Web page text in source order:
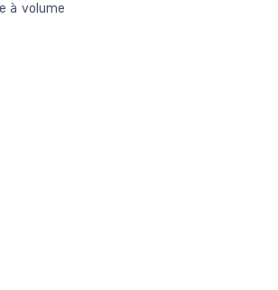
à volume